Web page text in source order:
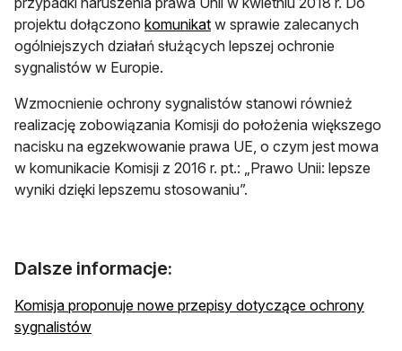
projektu dołączono komunikatotwiera się w nowej karcie
w sprawie zalecanych
ogólniejszych działań służących lepszej ochronie
sygnalistów w Europie.
Wzmocnienie ochrony sygnalistów stanowi również
realizację zobowiązania Komisji do położenia większego
nacisku na egzekwowanie prawa UE, o czym jest mowa
w komunikacie Komisji z 2016 r. pt.: „Prawo Unii: lepsze
wyniki dzięki lepszemu stosowaniu”.
Dalsze informacje:
Komisja proponuje nowe przepisy dotyczące ochrony
sygnalistówotwiera się w nowej karcie